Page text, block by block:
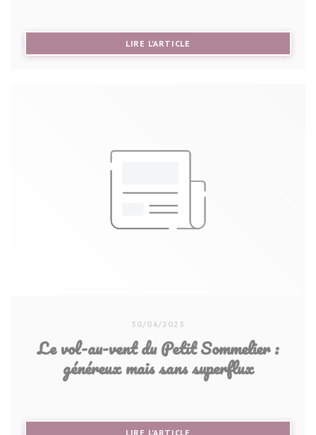
LIRE L'ARTICLE
30/04/2023
Le vol-au-vent du Petit Sommelier :
généreux mais sans superflux
LIRE L'ARTICLE